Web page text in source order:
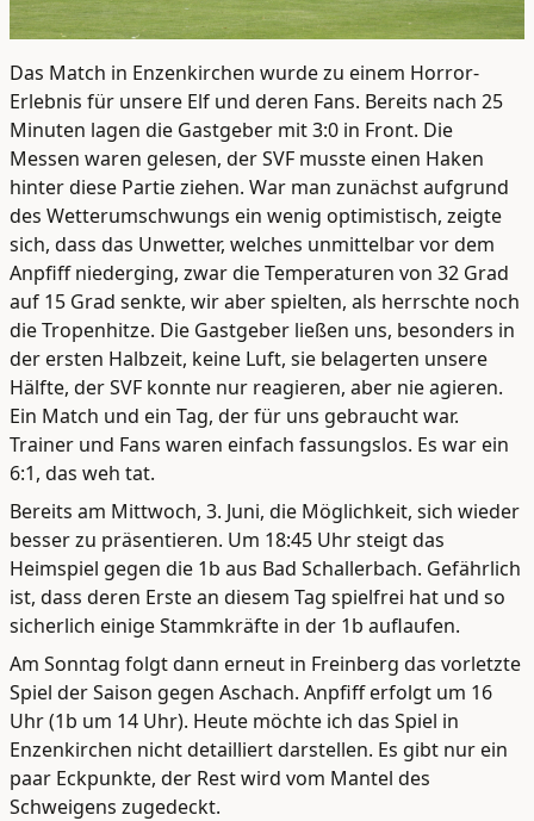
Das Match in Enzenkirchen wurde zu einem Horror-
Erlebnis für unsere Elf und deren Fans. Bereits nach 25
Minuten lagen die Gastgeber mit 3:0 in Front. Die
Messen waren gelesen, der SVF musste einen Haken
hinter diese Partie ziehen. War man zunächst aufgrund
des Wetterumschwungs ein wenig optimistisch, zeigte
sich, dass das Unwetter, welches unmittelbar vor dem
Anpfiff niederging, zwar die Temperaturen von 32 Grad
auf 15 Grad senkte, wir aber spielten, als herrschte noch
die Tropenhitze. Die Gastgeber ließen uns, besonders in
der ersten Halbzeit, keine Luft, sie belagerten unsere
Hälfte, der SVF konnte nur reagieren, aber nie agieren.
Ein Match und ein Tag, der für uns gebraucht war.
Trainer und Fans waren einfach fassungslos. Es war ein
6:1, das weh tat.
Bereits am Mittwoch, 3. Juni, die Möglichkeit, sich wieder
besser zu präsentieren. Um 18:45 Uhr steigt das
Heimspiel gegen die 1b aus Bad Schallerbach. Gefährlich
ist, dass deren Erste an diesem Tag spielfrei hat und so
sicherlich einige Stammkräfte in der 1b auflaufen.
Am Sonntag folgt dann erneut in Freinberg das vorletzte
Spiel der Saison gegen Aschach. Anpfiff erfolgt um 16
Uhr (1b um 14 Uhr). Heute möchte ich das Spiel in
Enzenkirchen nicht detailliert darstellen. Es gibt nur ein
paar Eckpunkte, der Rest wird vom Mantel des
Schweigens zugedeckt.